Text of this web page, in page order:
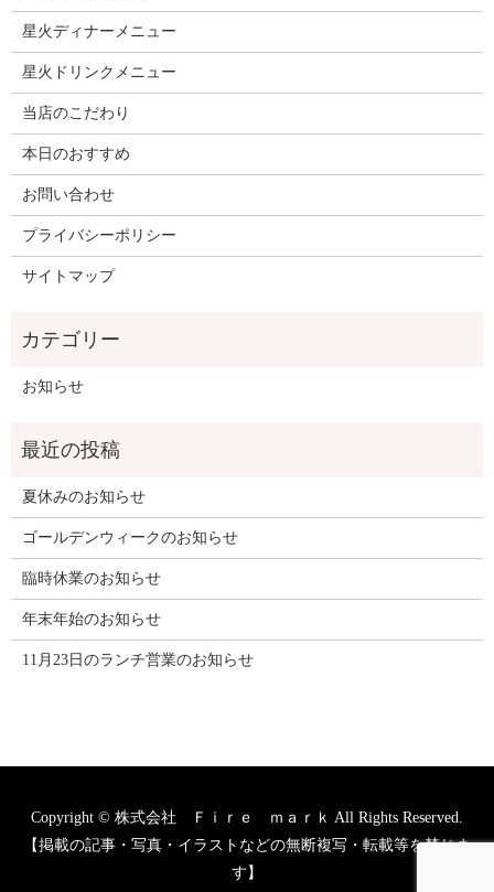
星火ディナーメニュー
星火ドリンクメニュー
当店のこだわり
本日のおすすめ
お問い合わせ
プライバシーポリシー
サイトマップ
お知らせ
夏休みのお知らせ
ゴールデンウィークのお知らせ
臨時休業のお知らせ
年末年始のお知らせ
11月23日のランチ営業のお知らせ
Copyright © 株式会社 Ｆｉｒｅ ｍａｒｋ All Rights Reserved.
【掲載の記事・写真・イラストなどの無断複写・転載等を禁じま
す】